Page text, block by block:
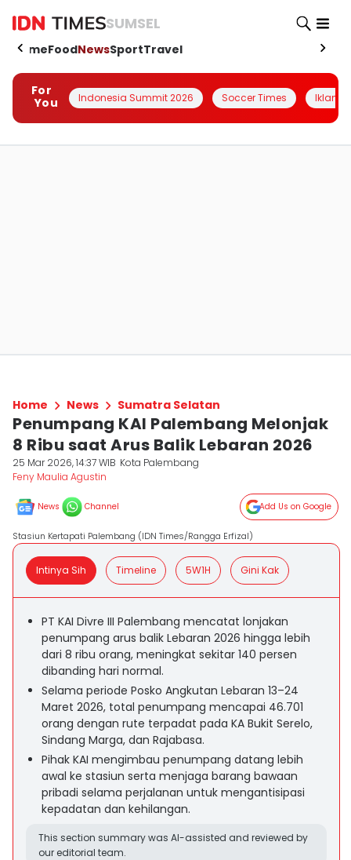
SUMSEL
HomeFoodNewsSportTravel
For
You
Indonesia Summit 2026 Soccer Times Iklanin
Home News Sumatra Selatan
Penumpang KAI Palembang Melonjak
8 Ribu saat Arus Balik Lebaran 2026
25 Mar 2026, 14:37 WIB Kota Palembang
Feny Maulia Agustin
News Channel Add Us on Google
Stasiun Kertapati Palembang (IDN Times/Rangga Erfizal)
Intinya Sih Timeline 5W1H Gini Kak
PT KAI Divre III Palembang mencatat lonjakan
penumpang arus balik Lebaran 2026 hingga lebih
dari 8 ribu orang, meningkat sekitar 140 persen
dibanding hari normal.
Selama periode Posko Angkutan Lebaran 13–24
Maret 2026, total penumpang mencapai 46.701
orang dengan rute terpadat pada KA Bukit Serelo,
Sindang Marga, dan Rajabasa.
Pihak KAI mengimbau penumpang datang lebih
awal ke stasiun serta menjaga barang bawaan
pribadi selama perjalanan untuk mengantisipasi
kepadatan dan kehilangan.
This section summary was AI-assisted and reviewed by
our editorial team.